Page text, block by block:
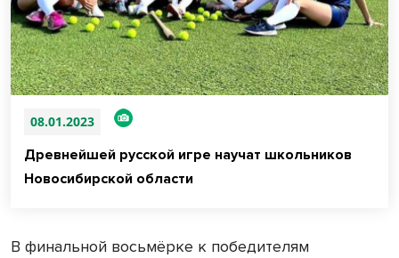
08.01.2023
Древнейшей русской игре научат школьников
Новосибирской области
В финальной восьмёрке к победителям